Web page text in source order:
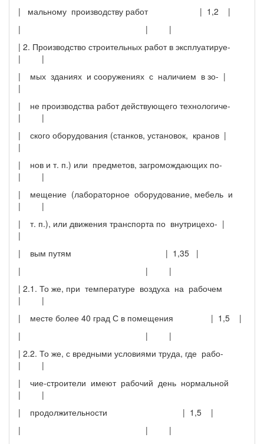
| мальному производству работ | 1,2 |
| | |
| 2. Производство строительных работ в эксплуатируе-
| |
| мых зданиях и сооружениях с наличием в зо- |
|
| не производства работ действующего технологиче-
| |
| ского оборудования (станков, установок, кранов |
|
| нов и т. п.) или предметов, загромождающих по-
| |
| мещение (лабораторное оборудование, мебель и
| |
| т. п.), или движения транспорта по внутрицехо- |
|
| вым путям | 1,35 |
| | |
| 2.1. То же, при температуре воздуха на рабочем
| |
| месте более 40 град С в помещения | 1,5 |
| | |
| 2.2. То же, с вредными условиями труда, где рабо-
| |
| чие-строители имеют рабочий день нормальной
| |
| продолжительности | 1,5 |
| | |